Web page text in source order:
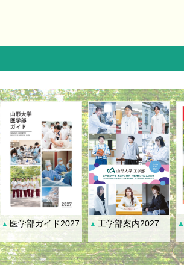
▲ 医学部ガイド2027 ▲ 工学部案内2027 ▲